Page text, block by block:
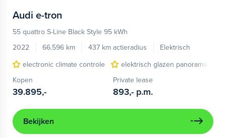
Audi e-tron
55 quattro S-Line Black Style 95 kWh
2022
66.596 km 437 km actieradius
Elektrisch
electronic climate controle
elektrisch glazen panorama-dak
Kopen
39.895,-
Private lease
893,- p.m.
Bekijken